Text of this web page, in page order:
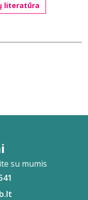
literatūra
su mumis